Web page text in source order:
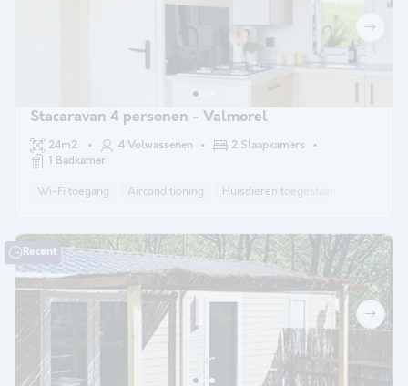
Stacaravan 4 personen - Valmorel
24m2 4 Volwassenen
2 Slaapkamers
1 Badkamer
Wi-Fi toegang Airconditioning Huisdieren toegestaan *
Recent